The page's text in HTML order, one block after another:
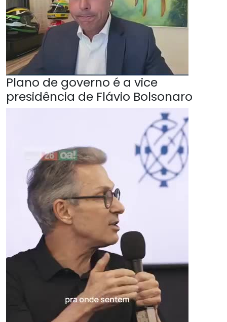
Plano de governo é a vice
presidência de Flávio Bolsonaro